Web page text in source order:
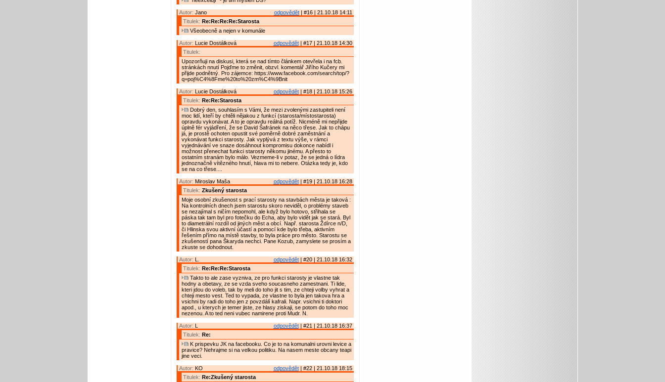
odpovědět| #16 | 21.10.18 14:11
Autor: Jano
Titulek: Re:Re:Re:Re:Starosta
Všeobecně a nejen v komunále
odpovědět| #17 | 21.10.18 14:30
Autor: Lucie Dostálková
Titulek:
Upozorňuji na diskusi, která se nad tímto článkem otevřela i na fcb.
stránkách nnutí Pojďme to změnit, obzvl. komentář Jiřího Kučery mi
přijde podnětný. Pro zájemce: https://www.facebook.com/search/top/?
q=poj%C4%8Fme%20to%20zm%C4%9Bnit
odpovědět| #18 | 21.10.18 15:26
Autor: Lucie Dostálková
Titulek: Re:Re:Starosta
Dobrý den, souhlasím s Vámi, že mezi zvolenými zastupiteli není
moc lidí, kteří by chtěli nějakou z funkcí (starosta/místostarosta)
opravdu vykonávat. A to je opravdu reálná potíž. Nicméně mi nepřijde
úplně fér vyjádření, že se David Šafránek na něco třese. Jak to chápu
já, je prostě ochoten opustit své poměrně dobré zaměstnání a
vykonávat funkci starosty. Jak vyplývá z textu výše, v rámci
vyjednávání ve snaze dosáhnout kompromisu dokonce nabídl i
možnost přenechat funkci starosty někomu jinému. A přesto to
ostatním stranám bylo málo. Vezmeme-li v potaz, že se jedná o lídra
jednoznačně vítězného hnutí, hlava mi to nebere. Otázka tedy je, kdo
se na co třese....
odpovědět| #19 | 21.10.18 16:28
Autor: Miroslav Maša
Titulek: Zkušený starosta
Moje osobní zkušenost s prací starosty na stavbách města je taková :
Na kontrolních dnech jsem starostu skoro neviděl, o problémy staveb
se nezajímal s ničím nepomohl, ale když bylo hotovo, střihala se
páska tak tam byl pro fotečku do Echa, aby bylo vidět jak se stará. Byl
to diametrální rozdíl od jiných měst a obcí. Např. starosta Ždírce n/D,
či Hlinska svou aktivní účastí a pomocí kde bylo třeba, aktivním
řešením přímo na místě stavby, to byla práce pro město. Starostu se
zkušeností pana Škaryda nechci. Pane Kozub, zamyslete se prosím a
zkuste se dohodnout.
odpovědět| #20 | 21.10.18 16:32
Autor: L.
Titulek: Re:Re:Re:Starosta
Takto to ale zase vyzniva, ze pro funkci starosty je vlastne tak
hodny a obetavy, ze se vzda sveho soucasneho zamestnani. Ti lide,
kteri jdou do voleb, tak by meli do toho jit s tim, ze chteji volby vyhrat a
chteji mesto vest. Ted to vypada, ze vlastne to byla jen takova hra a
vsichni by radi do toho jen z povzdálí kafrali. Napr. vsichni ti doktori
apod., u kterych je temer jiste, ze hlasy ziskaji, se potom do toho moc
nezenou. A to ted neni vubec namirene proti Mudr. N.
odpovědět| #21 | 21.10.18 16:37
Autor: L
Titulek: Re:
K prispevku JK na facebooku. Co je to na komunalni urovni levice a
pravice? Nehrajme si na velkou politiku. Na nasem meste obcany teapi
jine veci.
odpovědět| #22 | 21.10.18 18:15
Autor: KO
Titulek: Re:Zkušený starosta